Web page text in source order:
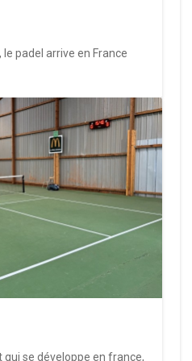
padel arrive en France
qui se développe en france,